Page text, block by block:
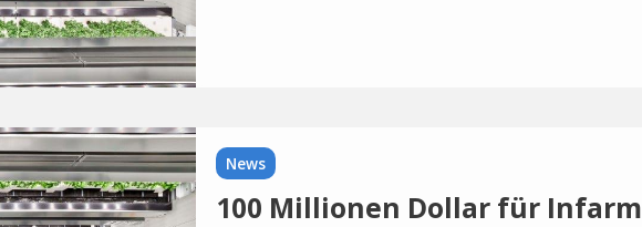
News
100 Millionen Dollar für Infarm